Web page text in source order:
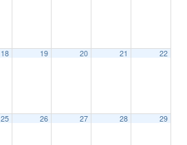
18 19 20 21 22
25 26 27 28 29